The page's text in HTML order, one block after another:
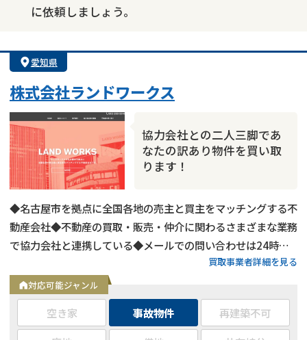
に依頼しましょう。
愛知県
株式会社ランドワークス
協力会社との二人三脚であ
なたの訳あり物件を買い取
ります！
◆名古屋市を拠点に全国各地の売主と買主をマッチングする不
動産会社◆不動産の買取・販売・仲介に関わるさまざまな業務
で協力会社と連携している◆メールでの問い合わせは24時間
買取事業者詳細を見る
対応可能ジャンル
空き家 事故物件
再建築不可